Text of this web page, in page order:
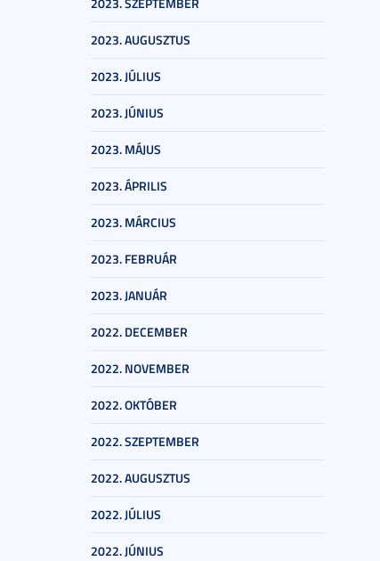
2023. AUGUSZTUS
2023. JÚLIUS
2023. JÚNIUS
2023. MÁJUS
2023. ÁPRILIS
2023. MÁRCIUS
2023. FEBRUÁR
2023. JANUÁR
2022. DECEMBER
2022. NOVEMBER
2022. OKTÓBER
2022. SZEPTEMBER
2022. AUGUSZTUS
2022. JÚLIUS
2022. JÚNIUS